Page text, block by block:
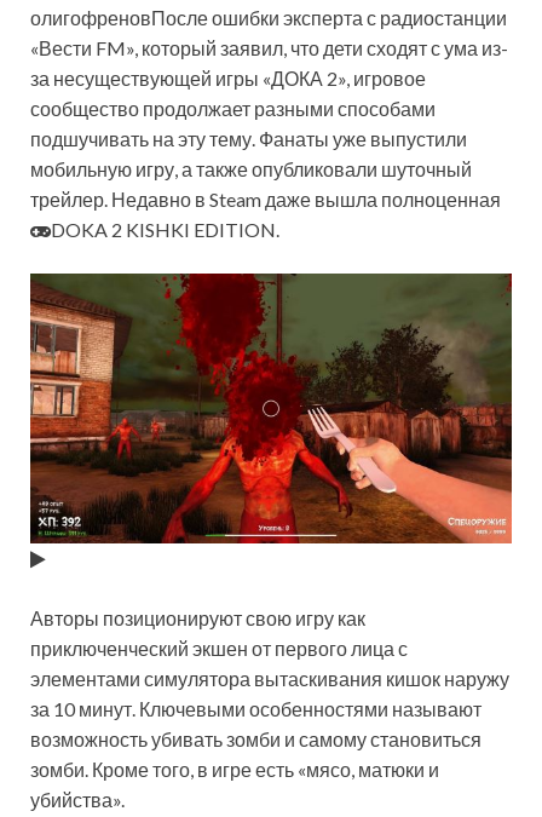
олигофреновПосле ошибки эксперта с радиостанции
«Вести FM», который заявил, что дети сходят с ума из-
за несуществующей игры «ДОКА 2», игровое
сообщество продолжает разными способами
подшучивать на эту тему. Фанаты уже выпустили
мобильную игру, а также опубликовали шуточный
трейлер. Недавно в Steam даже вышла полноценная
DOKA 2 KISHKI EDITION.
Авторы позиционируют свою игру как
приключенческий экшен от первого лица с
элементами симулятора вытаскивания кишок наружу
за 10 минут. Ключевыми особенностями называют
возможность убивать зомби и самому становиться
зомби. Кроме того, в игре есть «мясо, матюки и
убийства».